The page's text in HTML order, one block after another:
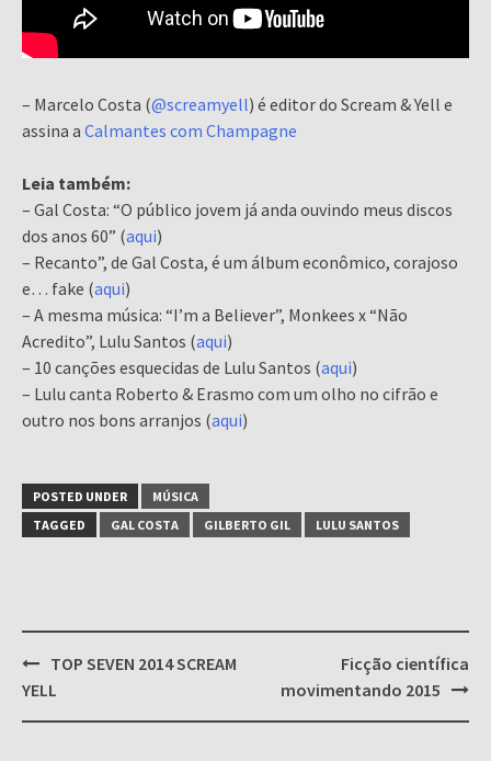
– Marcelo Costa (@screamyell) é editor do Scream & Yell e
assina a Calmantes com Champagne
Leia também:
– Gal Costa: “O público jovem já anda ouvindo meus discos
dos anos 60” (aqui)
– Recanto”, de Gal Costa, é um álbum econômico, corajoso
e… fake (aqui)
– A mesma música: “I’m a Believer”, Monkees x “Não
Acredito”, Lulu Santos (aqui)
– 10 canções esquecidas de Lulu Santos (aqui)
– Lulu canta Roberto & Erasmo com um olho no cifrão e
outro nos bons arranjos (aqui)
POSTED UNDER
MÚSICA
TAGGED
GAL COSTA GILBERTO GIL LULU SANTOS
Post
navigation
TOP SEVEN 2014 SCREAM
YELL
Ficção científica
movimentando 2015